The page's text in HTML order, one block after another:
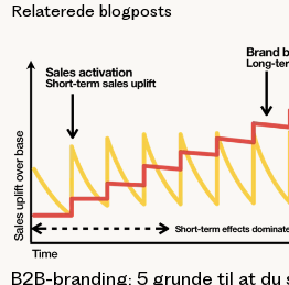
Relaterede blogposts
B2B-branding: 5 grunde til at du